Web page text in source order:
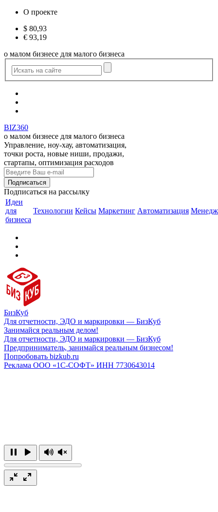
О проекте
$ 80,93
€ 93,19
о малом бизнесе для малого бизнеса
BIZ360
о малом бизнесе для малого бизнеса
Управление, ноу-хау, автоматизация,
точки роста, новые ниши, продажи,
стартапы, оптимизация расходов
Подписаться на рассылку
Идеи
для
бизнеса
Технологии Кейсы Маркетинг Автоматизация
БизКуб
Для отчетности, ЭДО и маркировки — БизКуб
Занимайся реальным делом!
Для отчетности, ЭДО и маркировки — БизКуб
Предприниматель, занимайся реальным бизнесом!
Попробовать bizkub.ru
Реклама ООО «1С-СОФТ» ИНН 7730643014